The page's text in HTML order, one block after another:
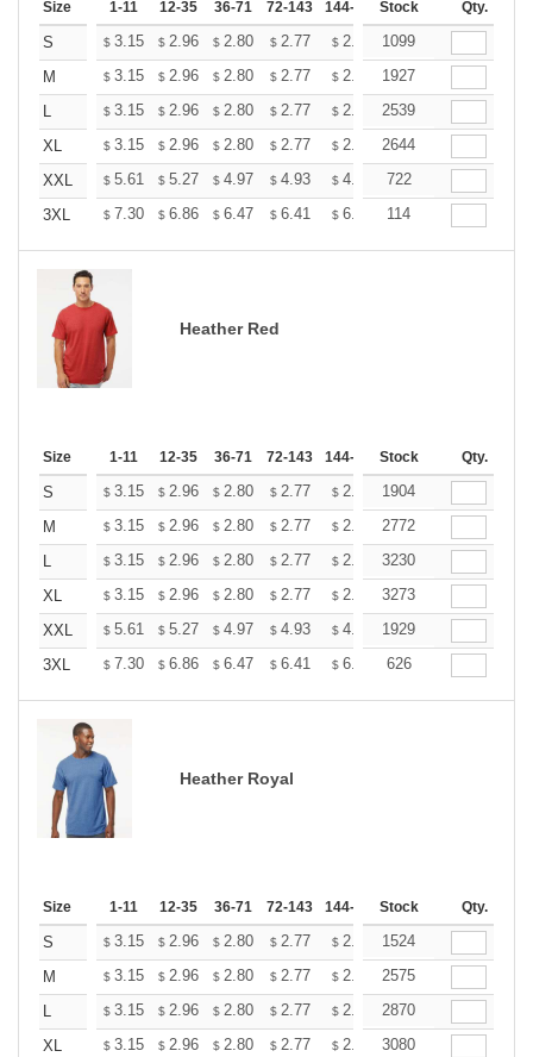
Size 1-11 12-35 36-71 72-143 144-287 288 + More
Stock Qty.
S $ 3.15 $ 2.96 $ 2.80 $ 2.77 $ 2.72 $2.70
1099
M
$ 3.15 $ 2.96 $ 2.80 $ 2.77 $ 2.72 $2.70
1927
L
$ 3.15 $ 2.96 $ 2.80 $ 2.77 $ 2.72 $2.70
2539
XL
$ 3.15 $ 2.96 $ 2.80 $ 2.77 $ 2.72 $2.70
2644
XXL
$ 5.61 $ 5.27 $ 4.97 $ 4.93 $ 4.85 $4.80
722
3XL
$ 7.30 $ 6.86 $ 6.47 $ 6.41 $ 6.30 $6.25
114
Heather Red
Size 1-11 12-35 36-71 72-143 144-287 288 + More
Stock Qty.
S $ 3.15 $ 2.96 $ 2.80 $ 2.77 $ 2.72 $2.70
1904
M
$ 3.15 $ 2.96 $ 2.80 $ 2.77 $ 2.72 $2.70
2772
L
$ 3.15 $ 2.96 $ 2.80 $ 2.77 $ 2.72 $2.70
3230
XL
$ 3.15 $ 2.96 $ 2.80 $ 2.77 $ 2.72 $2.70
3273
XXL
$ 5.61 $ 5.27 $ 4.97 $ 4.93 $ 4.85 $4.80
1929
3XL
$ 7.30 $ 6.86 $ 6.47 $ 6.41 $ 6.30 $6.25
626
Heather Royal
Size 1-11 12-35 36-71 72-143 144-287 288 + More
Stock Qty.
S $ 3.15 $ 2.96 $ 2.80 $ 2.77 $ 2.72 $2.70
1524
M
$ 3.15 $ 2.96 $ 2.80 $ 2.77 $ 2.72 $2.70
2575
L
$ 3.15 $ 2.96 $ 2.80 $ 2.77 $ 2.72 $2.70
2870
XL
$ 3.15 $ 2.96 $ 2.80 $ 2.77 $ 2.72 $2.70
3080